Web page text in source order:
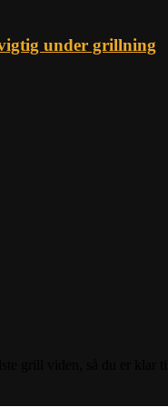
under grillning